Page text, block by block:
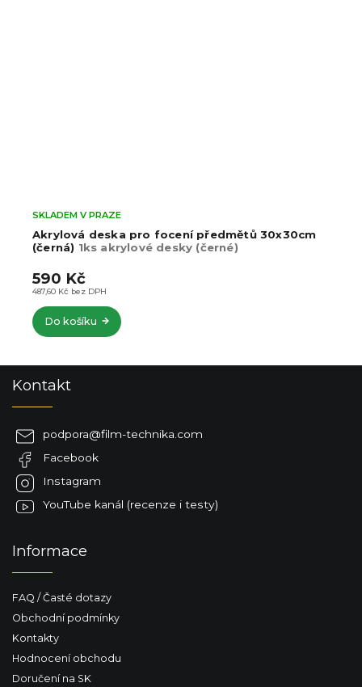
Akrylová deska pro focení předmětů 30x30cm
(černá) 1ks akrylové desky (černé)
SKLADEM V PRAZE
487,60 Kč bez DPH
590 Kč
Do košíku
Kontakt
podpora@film-technika.com
Facebook
Instagram
YouTube kanál (recenze i testy)
Informace
FAQ / Časté dotazy
Obchodní podmínky
Kontakty
Hodnocení obchodu
Doručení na SK